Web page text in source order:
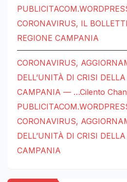
CORONAVIRUS, IL
REGIONE CAMPANIA
CORONAVIRUS,
DELL’UNITÀ DI CRISI
CAMPANIA — …Cilento
CORONAVIRUS,
DELL’UNITÀ DI CRISI
CAMPANIA